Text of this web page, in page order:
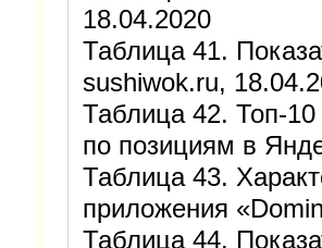
18.04.2020
Таблица 41.
sushiwok.ru,
Таблица 42. Топ-
по позициям в
Таблица 43.
приложения
Таблица 44.